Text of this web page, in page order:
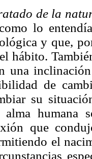
de la
lo
y que,
hábito.
una
de
su
alma humana
que
el